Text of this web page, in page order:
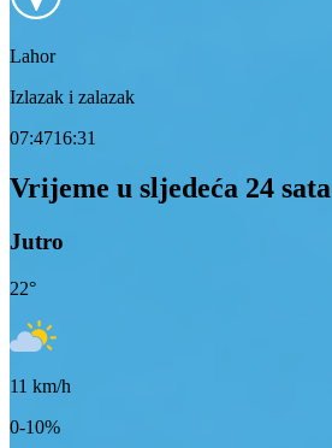
Lahor
Izlazak i zalazak
07:4716:31
Vrijeme u sljedeća 24 sata
Jutro
22°
11 km/h
0-10%